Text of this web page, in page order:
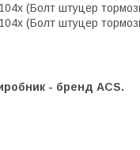
(Болт штуцер
(Болт штуцер
- бренд ACS.